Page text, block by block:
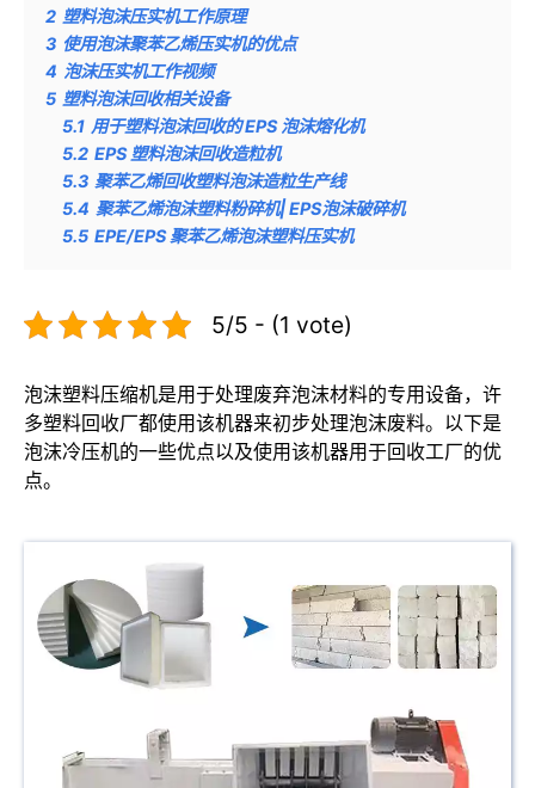
2 塑料泡沫压实机工作原理
3 使用泡沫聚苯乙烯压实机的优点
4 泡沫压实机工作视频
5 塑料泡沫回收相关设备
5.1 用于塑料泡沫回收的 EPS 泡沫熔化机
5.2 EPS 塑料泡沫回收造粒机
5.3 聚苯乙烯回收塑料泡沫造粒生产线
5.4 聚苯乙烯泡沫塑料粉碎机| EPS泡沫破碎机
5.5 EPE/EPS 聚苯乙烯泡沫塑料压实机
5/5 - (1 vote)
泡沫塑料压缩机是用于处理废弃泡沫材料的专用设备，许
多塑料回收厂都使用该机器来初步处理泡沫废料。以下是
泡沫冷压机的一些优点以及使用该机器用于回收工厂的优
点。